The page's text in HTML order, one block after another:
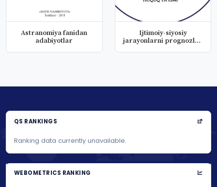
Astranomiya fanidan
adabiyotlar
Ijtimoiy-siyosiy
jarayonlarni prognozlar
QS RANKINGS
Ranking data currently unavailable.
WEBOMETRICS RANKING